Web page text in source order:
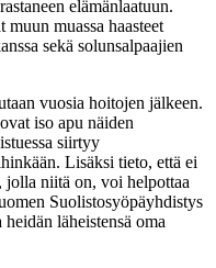
elämänlaatuun.
muassa haasteet
sekä solunsalpaajien
vuosia hoitojen jälkeen.
iso apu näiden
siirtyy
Lisäksi tieto, että ei
jolla niitä on, voi helpottaa
Suolistosyöpäyhdistys
läheistensä oma